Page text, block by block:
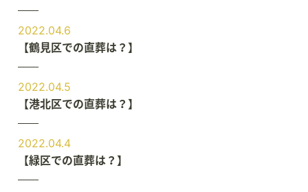
2022.04.6
【鶴見区での直葬は？】
2022.04.5
【港北区での直葬は？】
2022.04.4
【緑区での直葬は？】